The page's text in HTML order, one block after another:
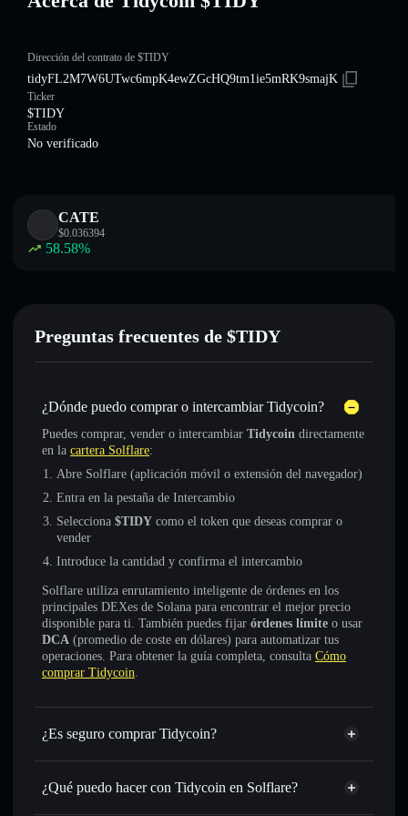
Dirección del contrato de $TIDY
tidyFL2M7W6UTwc6mpK4ewZGcHQ9tm1ie5mRK9smajK
Ticker
$TIDY
Estado
No verificado
CATE
$0.036394
58.58%
Preguntas frecuentes de $TIDY
¿Dónde puedo comprar o intercambiar Tidycoin?
Puedes comprar, vender o intercambiar Tidycoin directamente
en la cartera Solflare:
Abre Solflare (aplicación móvil o extensión del navegador)
Entra en la pestaña de Intercambio
Selecciona $TIDY como el token que deseas comprar o
vender
Introduce la cantidad y confirma el intercambio
Solflare utiliza enrutamiento inteligente de órdenes en los
principales DEXes de Solana para encontrar el mejor precio
disponible para ti. También puedes fijar órdenes límite o usar
DCA (promedio de coste en dólares) para automatizar tus
operaciones. Para obtener la guía completa, consulta Cómo
comprar Tidycoin.
¿Es seguro comprar Tidycoin?
Tidycoin no está verificado
¿Qué puedo hacer con Tidycoin en Solflare?